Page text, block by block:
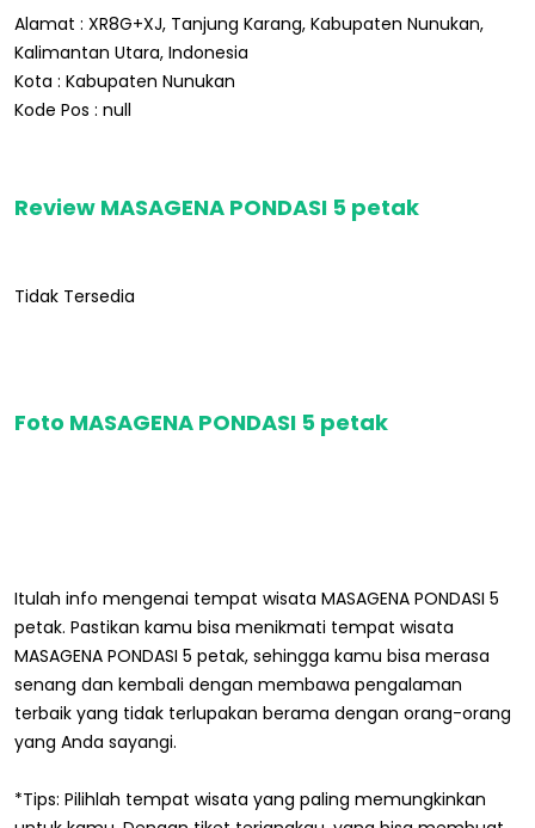
Alamat : XR8G+XJ, Tanjung Karang, Kabupaten Nunukan,
Kalimantan Utara, Indonesia
Kota : Kabupaten Nunukan
Kode Pos : null
Review MASAGENA PONDASI 5 petak
Tidak Tersedia
Foto MASAGENA PONDASI 5 petak
Itulah info mengenai tempat wisata MASAGENA PONDASI 5
petak. Pastikan kamu bisa menikmati tempat wisata
MASAGENA PONDASI 5 petak, sehingga kamu bisa merasa
senang dan kembali dengan membawa pengalaman
terbaik yang tidak terlupakan berama dengan orang-orang
yang Anda sayangi.
*Tips: Pilihlah tempat wisata yang paling memungkinkan